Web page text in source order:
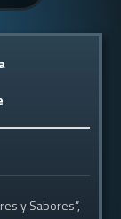
y Sabores”,